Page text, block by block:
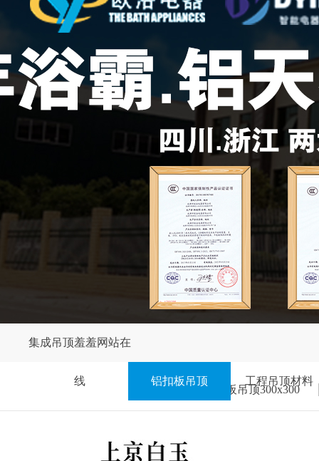
集成吊顶羞羞网站在
线 铝扣板吊顶 工程吊顶材料
铝扣板吊顶300x300